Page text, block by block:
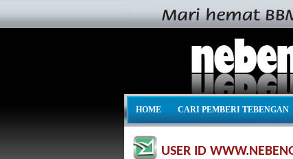
HOME CARI PEMBERI TEBENGAN
USER ID